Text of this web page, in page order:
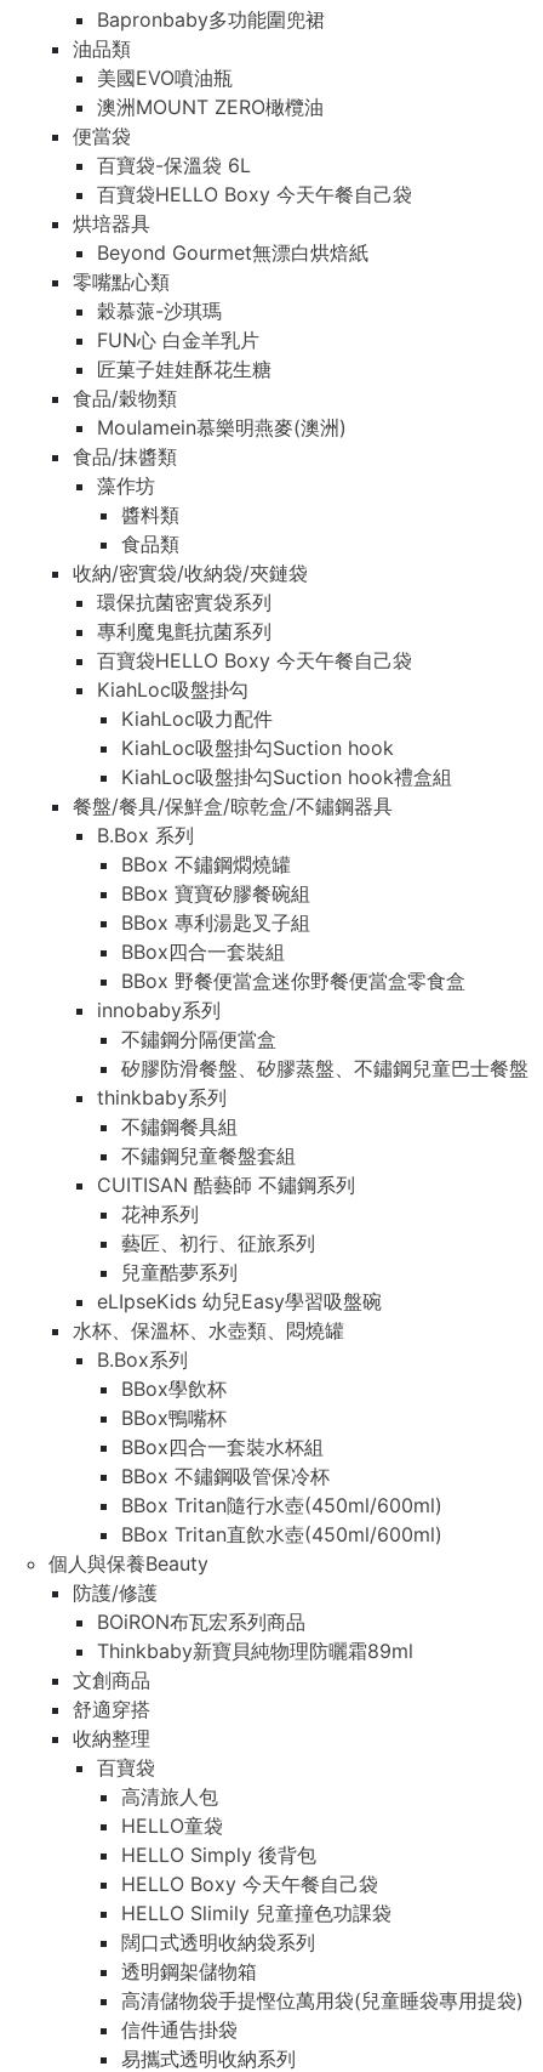
Bapronbaby多功能圍兜裙
油品類
美國EVO噴油瓶
澳洲MOUNT ZERO橄欖油
便當袋
百寶袋-保溫袋 6L
百寶袋HELLO Boxy 今天午餐自己袋
烘培器具
Beyond Gourmet無漂白烘焙紙
零嘴點心類
穀慕蒎-沙琪瑪
FUN心 白金羊乳片
匠菓子娃娃酥花生糖
食品/穀物類
Moulamein慕樂明燕麥(澳洲)
食品/抹醬類
藻作坊
醬料類
食品類
收納/密實袋/收納袋/夾鏈袋
環保抗菌密實袋系列
專利魔鬼氈抗菌系列
百寶袋HELLO Boxy 今天午餐自己袋
KiahLoc吸盤掛勾
KiahLoc吸力配件
KiahLoc吸盤掛勾Suction hook
KiahLoc吸盤掛勾Suction hook禮盒組
餐盤/餐具/保鮮盒/晾乾盒/不鏽鋼器具
B.Box 系列
BBox 不鏽鋼燜燒罐
BBox 寶寶矽膠餐碗組
BBox 專利湯匙叉子組
BBox四合一套裝組
BBox 野餐便當盒迷你野餐便當盒零食盒
innobaby系列
不鏽鋼分隔便當盒
矽膠防滑餐盤、矽膠蒸盤、不鏽鋼兒童巴士餐盤
thinkbaby系列
不鏽鋼餐具組
不鏽鋼兒童餐盤套組
CUITISAN 酷藝師 不鏽鋼系列
花神系列
藝匠、初行、征旅系列
兒童酷夢系列
eLIpseKids 幼兒Easy學習吸盤碗
水杯、保溫杯、水壺類、悶燒罐
B.Box系列
BBox學飲杯
BBox鴨嘴杯
BBox四合一套裝水杯組
BBox 不鏽鋼吸管保冷杯
BBox Tritan隨行水壺(450ml/600ml)
BBox Tritan直飲水壺(450ml/600ml)
個人與保養Beauty
防護/修護
BOiRON布瓦宏系列商品
Thinkbaby新寶貝純物理防曬霜89ml
文創商品
舒適穿搭
收納整理
百寶袋
高清旅人包
HELLO童袋
HELLO Simply 後背包
HELLO Boxy 今天午餐自己袋
HELLO Slimily 兒童撞色功課袋
闊口式透明收納袋系列
透明鋼架儲物箱
高清儲物袋手提慳位萬用袋(兒童睡袋專用提袋)
信件通告掛袋
易攜式透明收納系列